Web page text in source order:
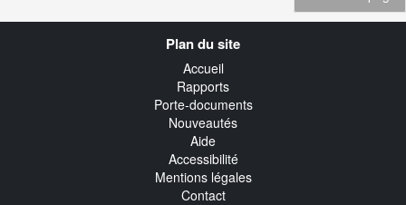
Plan du site
Accueil
Rapports
Porte-documents
Nouveautés
Aide
Accessibilité
Mentions légales
Contact